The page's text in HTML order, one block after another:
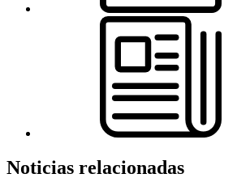
Noticias relacionadas